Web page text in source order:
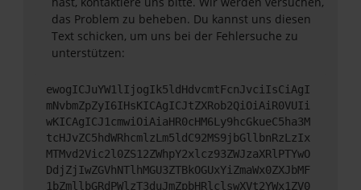
das Problem zu beheben. Du kannst uns diesen
Text schicken, um uns bei der Fehlersuche zu
unterstützen:
ewogICJuYW1lIjogIk5ldHdvcmtFcnJvciIsCiAgI
mNvbmZpZyI6IHsKICAgICJtZXRob2QiOiAiR0VUIi
wKICAgICJ1cmwiOiAiaHR0cHM6Ly9hcGkueC5ha3M
tcHJvZC5hdWRhcmlzLm5ldC92MS9jbGllbnRzLzIx
MTMvd2Vic2l0ZS12ZWhpY2xlcz93ZWJzaXRlPTYwO
DdjZjIwZGVhNTlhMGU3ZTBkOGUxYiZmaWx0ZXJbMF
1bZmllbGRdPWlzT3duJmZpbHRlclswXVt2YWx1ZV0